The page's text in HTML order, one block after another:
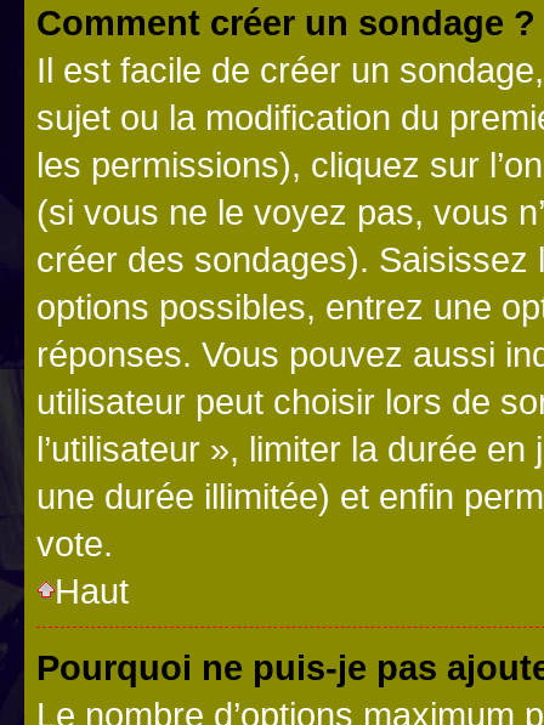
Comment créer un sondage ?
Il est facile de créer un
sujet ou la modification du
les permissions), cliquez sur
(si vous ne le voyez pas, vous
créer des sondages).
options possibles, entrez une
réponses. Vous pouvez aussi
utilisateur peut choisir lors de
l’utilisateur », limiter la durée
une durée illimitée) et enfin
vote.
Haut
Pourquoi ne puis-je pas
Le nombre d’options maximum